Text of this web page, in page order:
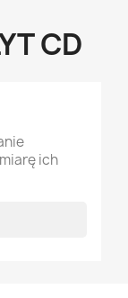
CD
ich